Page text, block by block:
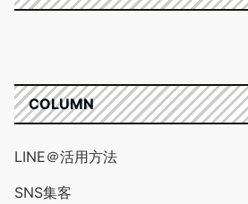
COLUMN
LINE＠活用方法
SNS集客